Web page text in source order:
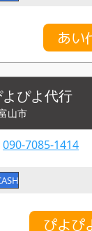
あい
ぴよ代行
山市
090-7085-1414
ぴよぴ